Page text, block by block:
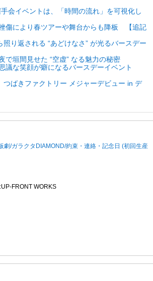
会イベントは、「時間の流れ」を可視化し
傷により春ツアーや舞台からも降板 【追記
り返される “あどけなさ” が光るバースデー
垣間見せた “空虚” なる魅力の秘密
な笑顔が癖になるバースデーイベント
ばきファクトリー メジャーデビュー in デ
劇/ガラクタDIAMOND/約束・連絡・記念日 (初回生産
FRONT WORKS